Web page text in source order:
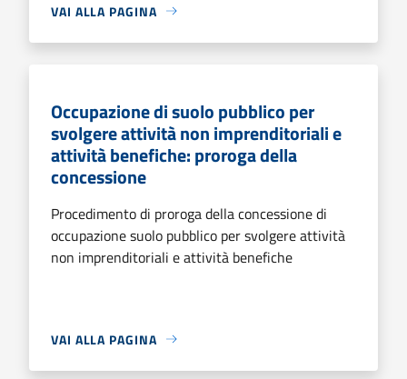
VAI ALLA PAGINA
Occupazione di suolo pubblico per
svolgere attività non imprenditoriali e
attività benefiche: proroga della
concessione
Procedimento di proroga della concessione di
occupazione suolo pubblico per svolgere attività
non imprenditoriali e attività benefiche
VAI ALLA PAGINA